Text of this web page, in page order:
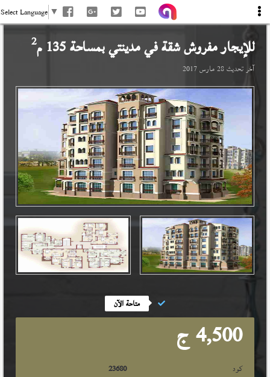
Select Language ▼
للإيجار مفروش شقة فيمدينتيبمساحة 135 م 2
آخر تحديث28 مارس 2017
متاحة الآن
4,500 ج
كود
23680